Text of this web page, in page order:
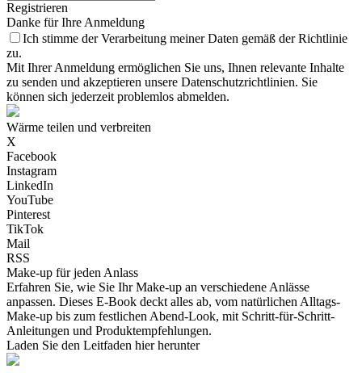
Registrieren
Danke für Ihre Anmeldung
Ich stimme der Verarbeitung meiner Daten gemäß der Richtlinie
zu.
Mit Ihrer Anmeldung ermöglichen Sie uns, Ihnen relevante Inhalte
zu senden und akzeptieren unsere Datenschutzrichtlinien. Sie
können sich jederzeit problemlos abmelden.
Wärme teilen und verbreiten
X
Facebook
Instagram
LinkedIn
YouTube
Pinterest
TikTok
Mail
RSS
Make-up für jeden Anlass
Erfahren Sie, wie Sie Ihr Make-up an verschiedene Anlässe
anpassen. Dieses E-Book deckt alles ab, vom natürlichen Alltags-
Make-up bis zum festlichen Abend-Look, mit Schritt-für-Schritt-
Anleitungen und Produktempfehlungen.
Laden Sie den Leitfaden hier herunter